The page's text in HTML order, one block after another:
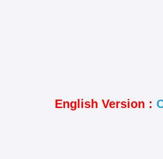
English Version :